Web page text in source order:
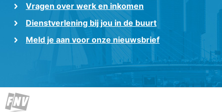
Vragen over werk en inkomen
Dienstverlening bij jou in de buurt
Meld je aan voor onze nieuwsbrief